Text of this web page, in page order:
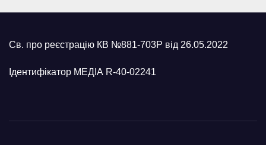
Св. про реєстрацію КВ №881-703Р від 26.05.2022
Ідентифікатор МЕДІА R-40-02241